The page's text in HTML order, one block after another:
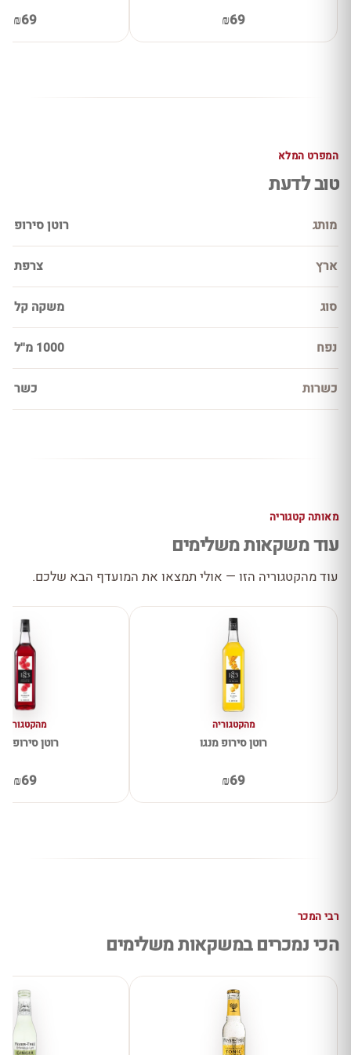
₪69
₪69
המפרט המלא
טוב לדעת
מותג רוטן סירופ
ארץ צרפת
סוג משקה קל
נפח 1000 מ''ל
כשרות כשר
מאותה קטגוריה
עוד משקאות משלימים
עוד מהקטגוריה הזו — אולי תמצאו את המועדף הבא שלכם.
מהקטגוריה
רוטן סירופ מנגו
₪69
מהקטגוריה
רוטן סירופ
₪69
רבי המכר
הכי נמכרים במשקאות משלימים